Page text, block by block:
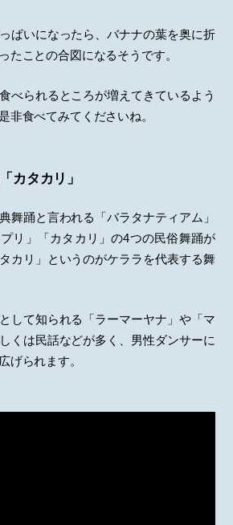
ぱいになったら、バナナの葉を奥に折
たことの合図になるそうです。
べられるところが増えてきているよう
非食べてみてくださいね。
カタカリ」
舞踊と言われる「バラタナティアム」
プリ」「カタカリ」の4つの民俗舞踊が
カリ」というのがケララを代表する舞
して知られる「ラーマーヤナ」や「マ
くは民話などが多く、男性ダンサーに
げられます。